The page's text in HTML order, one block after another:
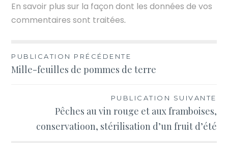
En savoir plus sur la façon dont les données de vos
commentaires sont traitées.
Navigation
de
PUBLICATION PRÉCÉDENTE
Mille-feuilles de pommes de terre
PUBLICATION SUIVANTE
Pêches au vin rouge et aux framboises,
conservatioon, stérilisation d’un fruit d’été